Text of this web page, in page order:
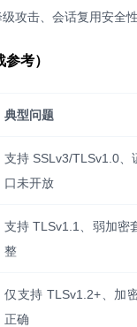
攻击、会话复用安全
考）
典型问题
支持 SSLv3/TLSv1.0、
口未开放
支持 TLSv1.1、弱加密
整
仅支持 TLSv1.2+、加
正确